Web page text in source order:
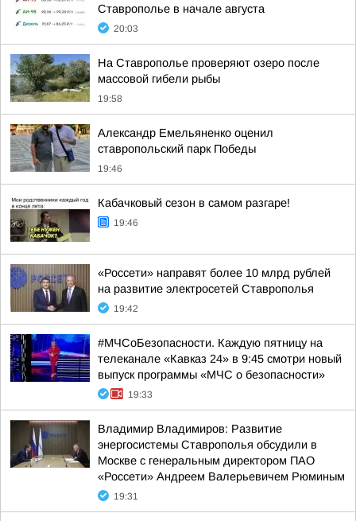
Ставрополье в начале августа
20:03
На Ставрополье проверяют озеро после
массовой гибели рыбы
19:58
Александр Емельяненко оценил
ставропольский парк Победы
19:46
Кабачковый сезон в самом разгаре!
19:46
«Россети» направят более 10 млрд рублей
на развитие электросетей Ставрополья
19:42
#МЧСоБезопасности. Каждую пятницу на
телеканале «Кавказ 24» в 9:45 смотри новый
выпуск программы «МЧС о безопасности»
19:33
Владимир Владимиров: Развитие
энергосистемы Ставрополья обсудили в
Москве с генеральным директором ПАО
«Россети» Андреем Валерьевичем Рюминым
19:31